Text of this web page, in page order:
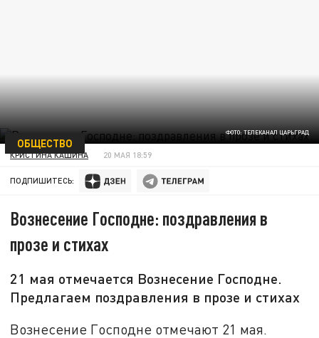
ФОТО: ТЕЛЕКАНАЛ ЦАРЬГРАД
ОБЩЕСТВО
КРИСТИНА КАШИНА 20 МАЯ 18:59
ПОДПИШИТЕСЬ:
Вознесение Господне: поздравления в
прозе и стихах
21 мая отмечается Вознесение Господне.
Предлагаем поздравления в прозе и стихах
Вознесение Господне отмечают 21 мая.